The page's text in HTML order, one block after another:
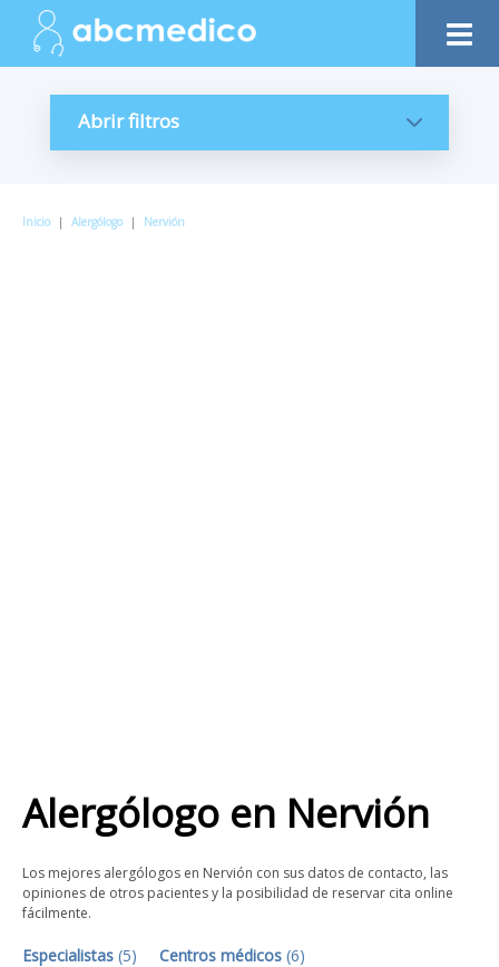
Abrir filtros
Inicio | Alergólogo | Nervión
Alergólogo en Nervión
Los mejores alergólogos en Nervión con sus datos de contacto, las
opiniones de otros pacientes y la posibilidad de reservar cita online
fácilmente.
Especialistas (5) Centros médicos (6)